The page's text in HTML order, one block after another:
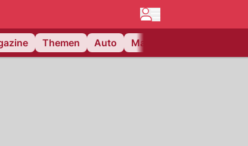
Themen Auto Matchcenter